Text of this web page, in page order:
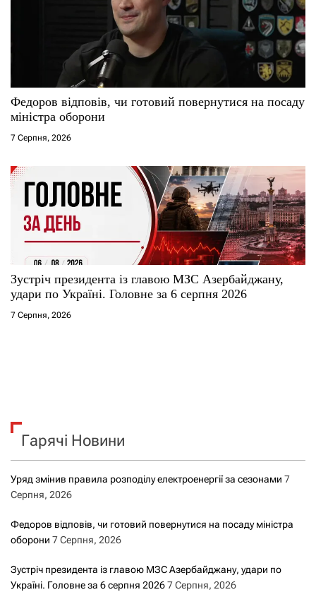
Федоров відповів, чи готовий повернутися на посаду
міністра оборони
7 Серпня, 2026
Зустріч президента із главою МЗС Азербайджану,
удари по Україні. Головне за 6 серпня 2026
7 Серпня, 2026
Гарячі Новини
Уряд змінив правила розподілу електроенергії за сезонами 7
Серпня, 2026
Федоров відповів, чи готовий повернутися на посаду міністра
оборони 7 Серпня, 2026
Зустріч президента із главою МЗС Азербайджану, удари по
Україні. Головне за 6 серпня 20267 Серпня, 2026